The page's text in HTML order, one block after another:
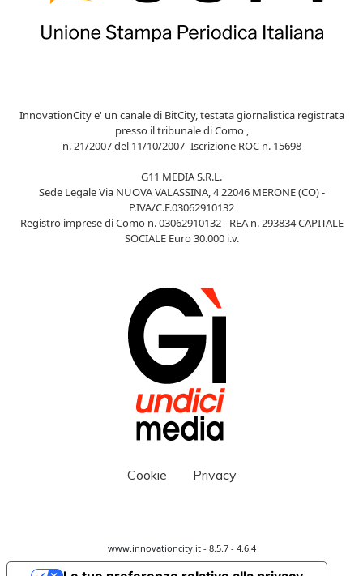
InnovationCity e' un canale di BitCity, testata giornalistica registrata
presso il tribunale di Como ,
n. 21/2007 del 11/10/2007- Iscrizione ROC n. 15698
G11 MEDIA S.R.L.
Sede Legale Via NUOVA VALASSINA, 4 22046 MERONE (CO) -
P.IVA/C.F.03062910132
Registro imprese di Como n. 03062910132 - REA n. 293834 CAPITALE
SOCIALE Euro 30.000 i.v.
Cookie Privacy
www.innovationcity.it - 8.5.7 - 4.6.4